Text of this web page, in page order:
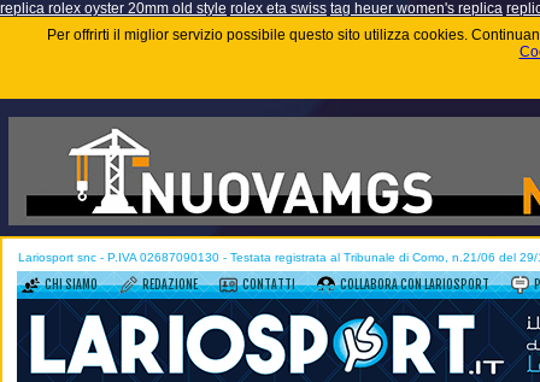
replica rolex oyster 20mm old style rolex eta swiss tag heuer women's replica
Per offrirti il miglior servizio possibile questo sito utilizza cookies.
Lariosport snc - P.IVA 02687090130 - Testata registrata al Tribunale di Como, n.21/06 del
CHI SIAMO REDAZIONE CONTATTI COLLABORA CON LARIOSPORT